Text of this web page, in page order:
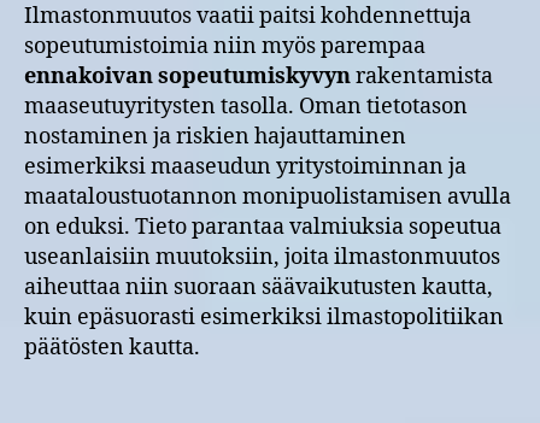
Ilmastonmuutos vaatii paitsi kohdennettuja
sopeutumistoimia niin myös parempaa
ennakoivan sopeutumiskyvynrakentamista
maaseutuyritysten tasolla. Oman tietotason
nostaminen ja riskien hajauttaminen
esimerkiksi maaseudun yritystoiminnan ja
maataloustuotannon monipuolistamisen avulla
on eduksi. Tieto parantaa valmiuksia sopeutua
useanlaisiin muutoksiin, joita ilmastonmuutos
aiheuttaa niin suoraan säävaikutusten kautta,
kuin epäsuorasti esimerkiksi ilmastopolitiikan
päätösten kautta.